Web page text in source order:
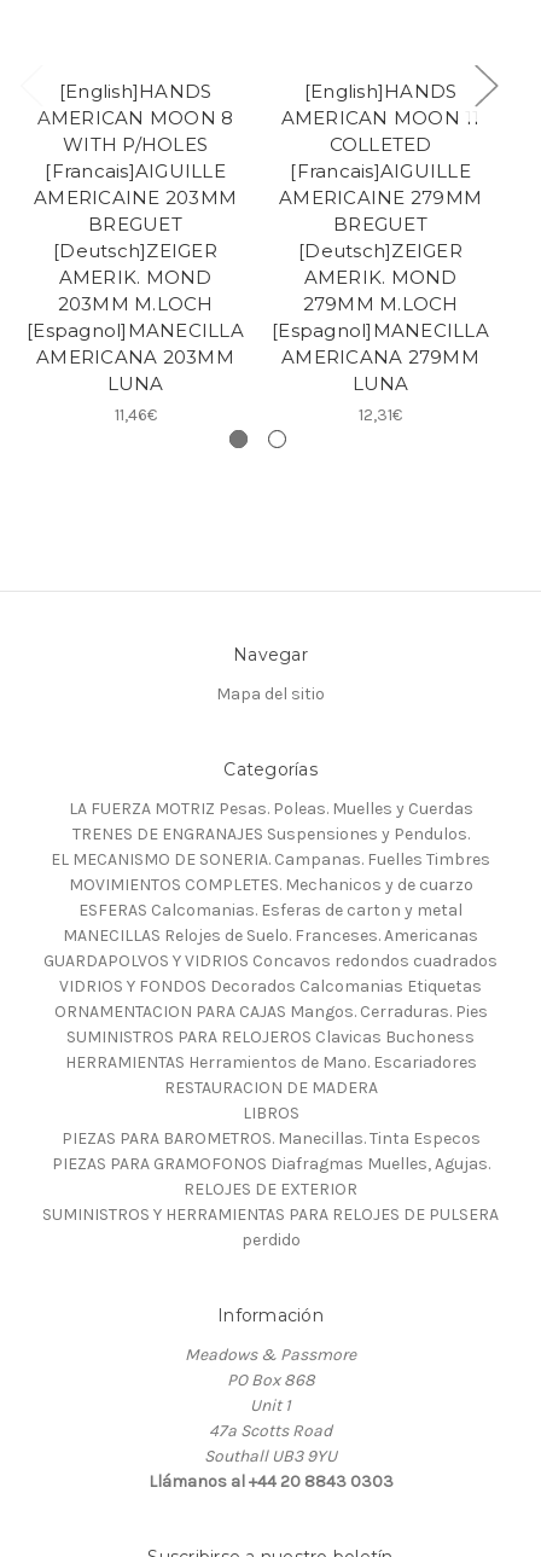
[English]HANDS
AMERICAN MOON 8
WITH P/HOLES
[Francais]AIGUILLE
AMERICAINE 203MM
BREGUET
[Deutsch]ZEIGER
AMERIK. MOND
203MM M.LOCH
[Espagnol]MANECILLA
AMERICANA 203MM
LUNA
11,46€
[English]HANDS
AMERICAN MOON 11
COLLETED
[Francais]AIGUILLE
AMERICAINE 279MM
BREGUET
[Deutsch]ZEIGER
AMERIK. MOND
279MM M.LOCH
[Espagnol]MANECILLA
AMERICANA 279MM
LUNA
12,31€
Navegar
Mapa del sitio
Categorías
LA FUERZA MOTRIZ Pesas. Poleas. Muelles y Cuerdas
TRENES DE ENGRANAJES Suspensiones y Pendulos.
EL MECANISMO DE SONERIA. Campanas. Fuelles Timbres
MOVIMIENTOS COMPLETES. Mechanicos y de cuarzo
ESFERAS Calcomanias. Esferas de carton y metal
MANECILLAS Relojes de Suelo. Franceses. Americanas
GUARDAPOLVOS Y VIDRIOS Concavos redondos cuadrados
VIDRIOS Y FONDOS Decorados Calcomanias Etiquetas
ORNAMENTACION PARA CAJAS Mangos. Cerraduras. Pies
SUMINISTROS PARA RELOJEROS Clavicas Buchoness
HERRAMIENTAS Herramientos de Mano. Escariadores
RESTAURACION DE MADERA
LIBROS
PIEZAS PARA BAROMETROS. Manecillas. Tinta Especos
PIEZAS PARA GRAMOFONOS Diafragmas Muelles, Agujas.
RELOJES DE EXTERIOR
SUMINISTROS Y HERRAMIENTAS PARA RELOJES DE PULSERA
perdido
Información
Meadows & Passmore
PO Box 868
Unit 1
47a Scotts Road
Southall UB3 9YU
Llámanos al +44 20 8843 0303